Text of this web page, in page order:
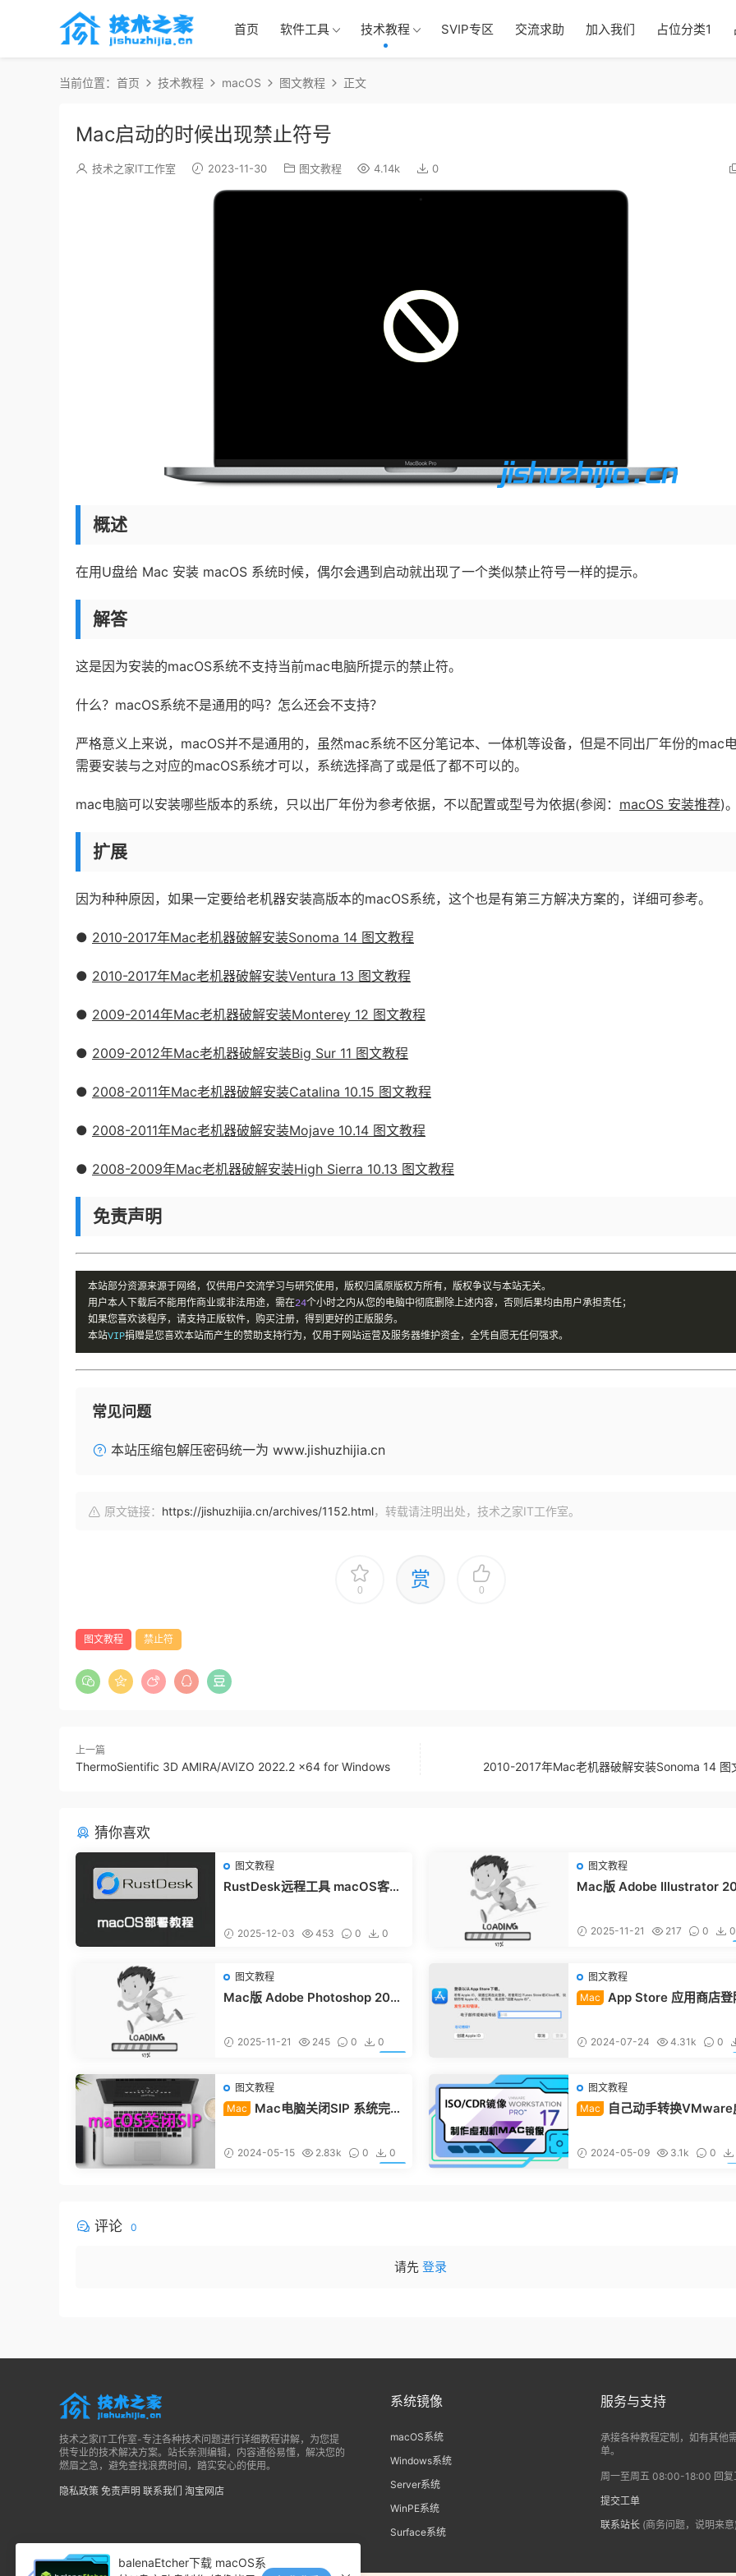
首页 软件工具 技术教程 SVIP专区 交流求助 加入我们 占位分类1
当前位置： 首页 技术教程 macOS 图文教程 正文
Mac启动的时候出现禁止符号
技术之家IT工作室 2023-11-30 图文教程 4.14k 0
概述
在用U盘给 Mac 安装 macOS 系统时候，偶尔会遇到启动就出现了一个类似禁止符号一样的提示。
解答
这是因为安装的macOS系统不支持当前mac电脑所提示的禁止符。
什么？macOS系统不是通用的吗？怎么还会不支持？
严格意义上来说，macOS并不是通用的，虽然mac系统不区分笔记本、一体机等设备，但是不同出厂年份的mac电
需要安装与之对应的macOS系统才可以，系统选择高了或是低了都不可以的。
mac电脑可以安装哪些版本的系统，只以出厂年份为参考依据，不以配置或型号为依据(参阅： macOS 安装推荐)。
扩展
因为种种原因，如果一定要给老机器安装高版本的macOS系统，这个也是有第三方解决方案的，详细可参考。
● 2010-2017年Mac老机器破解安装Sonoma 14 图文教程
● 2010-2017年Mac老机器破解安装Ventura 13 图文教程
● 2009-2014年Mac老机器破解安装Monterey 12 图文教程
● 2009-2012年Mac老机器破解安装Big Sur 11 图文教程
● 2008-2011年Mac老机器破解安装Catalina 10.15 图文教程
● 2008-2011年Mac老机器破解安装Mojave 10.14 图文教程
● 2008-2009年Mac老机器破解安装High Sierra 10.13 图文教程
免责声明
本站部分资源来源于网络，仅供用户交流学习与研究使用，版权归属原版权方所有，版权争议与本站无关。
用户本人下载后不能用作商业或非法用途，需在24个小时之内从您的电脑中彻底删除上述内容，否则后果均由用户承担责任；
如果您喜欢该程序，请支持正版软件，购买注册，得到更好的正版服务。
本站VIP捐赠是您喜欢本站而产生的赞助支持行为，仅用于网站运营及服务器维护资金，全凭自愿无任何强求。
常见问题
本站压缩包解压密码统一为 www.jishuzhijia.cn
原文链接： https://jishuzhijia.cn/archives/1152.html，转载请注明出处，技术之家IT工作室。
0 赏 0
图文教程 禁止符
上一篇
ThermoSientific 3D AMIRA/AVIZO 2022.2 x64 for Windows 2010-2017年Mac老机器破解安装Sonoma 14 图
猜你喜欢
图文教程
RustDesk远程工具 macOS客户
2025-12-03 453 0 0
图文教程
Mac版 Adobe Illustrator
2025-11-21 217 0
0
图文教程
Mac版 Adobe Photoshop 2020
2025-11-21 245 0
0
图文教程
Mac
App Store 应用商店登
2024-07-24 4.31k 0
图文教程
Mac
Mac电脑关闭SIP 系统完整
2024-05-15 2.83k 0
0
图文教程
Mac
自己动手转换VMware
2024-05-09 3.1k 0
评论 0
请先 登录
技术之家IT工作室-专注各种技术问题进行详细教程讲解，为您提
供专业的技术解决方案。站长亲测编辑，内容通俗易懂，解决您的
燃眉之急，避免查找浪费时间，踏实安心的使用。
隐私政策 免责声明 联系我们 淘宝网店
系统镜像
macOS系统
Windows系统
Server系统
WinPE系统
Surface系统
服务与支持
承接各种教程定制，如有其他
单。
周一至周五 08:00-18:00 回复
提交工单
联系站长(商务问题，说明来意)
balenaEtcher下载 macOS系